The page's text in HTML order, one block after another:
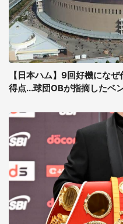
【日本ハム】9回好機にな
得点...球団OBが指摘したベ